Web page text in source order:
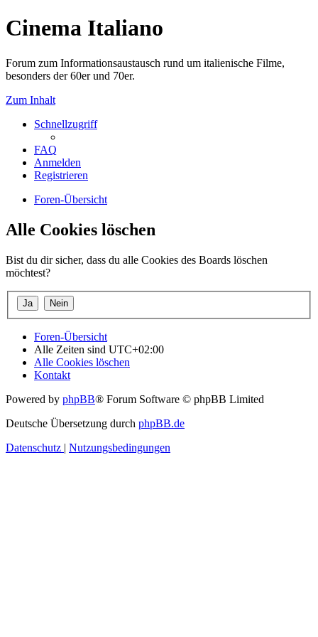
Cinema Italiano
Forum zum Informationsaustausch rund um italienische Filme,
besonders der 60er und 70er.
Zum Inhalt
Schnellzugriff
FAQ
Anmelden
Registrieren
Foren-Übersicht
Alle Cookies löschen
Bist du dir sicher, dass du alle Cookies des Boards löschen
möchtest?
Foren-Übersicht
Alle Zeiten sind UTC+02:00
Alle Cookies löschen
Kontakt
Powered by phpBB® Forum Software © phpBB Limited
Deutsche Übersetzung durch phpBB.de
Datenschutz | Nutzungsbedingungen